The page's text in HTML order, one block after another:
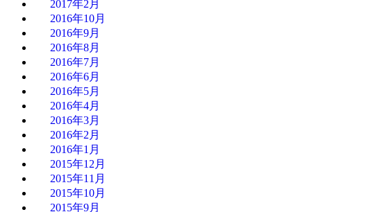
2017年2月
2016年10月
2016年9月
2016年8月
2016年7月
2016年6月
2016年5月
2016年4月
2016年3月
2016年2月
2016年1月
2015年12月
2015年11月
2015年10月
2015年9月